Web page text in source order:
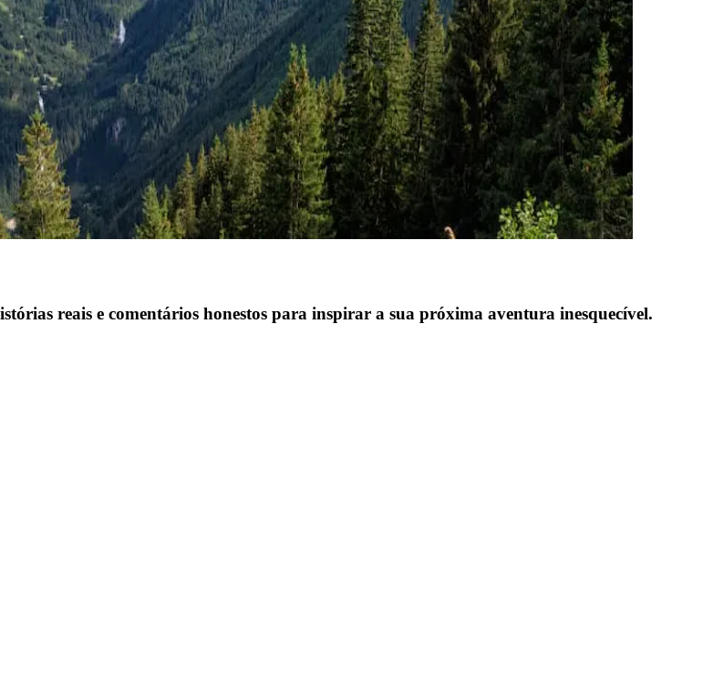
reais e comentários honestos para inspirar a sua próxima aventura inesquecível.